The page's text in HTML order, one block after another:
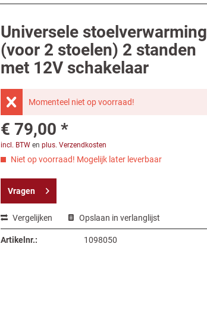
Universele stoelverwarming
(voor 2 stoelen) 2 standen
met 12V schakelaar
Momenteel niet op voorraad!
€ 79,00 *
incl. BTWen plus. Verzendkosten
Niet op voorraad! Mogelijk later leverbaar
Vragen
Vergelijken Opslaan in verlanglijst
Artikelnr.: 1098050